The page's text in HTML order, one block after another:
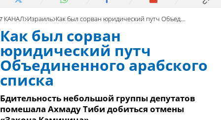
7 КАНАЛ Израиль Как был сорван юридический путч Объединенного арабского списка
Как был сорван
юридический путч
Объединенного арабского
списка
Бдительность небольшой группы депутатов
помешала Ахмаду Тиби добиться отмены